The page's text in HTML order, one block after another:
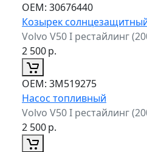
ОЕМ: 30676440
Козырек
Volvo V50 I рестайлинг
2 500р.
ОЕМ: 3M519275
Насос топливный
Volvo V50 I рестайлинг
2 500р.